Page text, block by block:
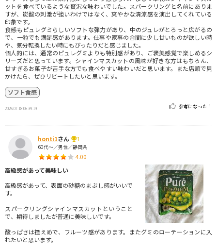
ットを食べているような贅沢な味わいでした。スパークリングと名前にありま
すが、炭酸の刺激が強いわけではなく、爽やかな清涼感を演出してくれている
印象です。
食感もピュレグミらしいソフトな弾力があり、中のジュレがとろっと広がるの
で、一粒でも満足感があります。仕事や家事の合間に少し甘いものが欲しい時
や、気分転換したい時にもぴったりだと感じました。
個人的には、通常のピュレグミよりも特別感があり、ご褒美感覚で楽しめるシ
リーズだと思っています。シャインマスカットの風味が好きな方はもちろん、
甘すぎるお菓子が苦手な方でも食べやすい味わいだと思います。また店頭で見
かけたら、ぜひリピートしたいと思います。
ソフト食感
2026.07.18 06:39:19 参考になった！
honti1さん
1
60代～／男性／静岡県
4.00
高級感があって美味しい
高級感があって、表面の砂糖のまぶし感がいいで
す。
スパークリングシャインマスカットということ
で、期待しましたが普通に美味しいです。
酸っぱさは控えめで、フルーツ感があります。またグミのローテーションに入
れたいと思います。